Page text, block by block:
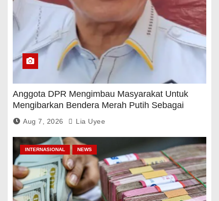
Anggota DPR Mengimbau Masyarakat Untuk
Mengibarkan Bendera Merah Putih Sebagai
Tanda Rasa Terima Kasih
Aug 7, 2026 Lia Uyee
INTERNASIONAL NEWS